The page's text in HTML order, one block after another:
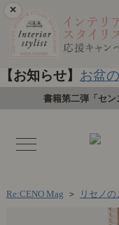
×
【お知らせ】 お盆
書籍第二弾「セ
toggle
navigation
Re:CENO Mag ＞ リセノの